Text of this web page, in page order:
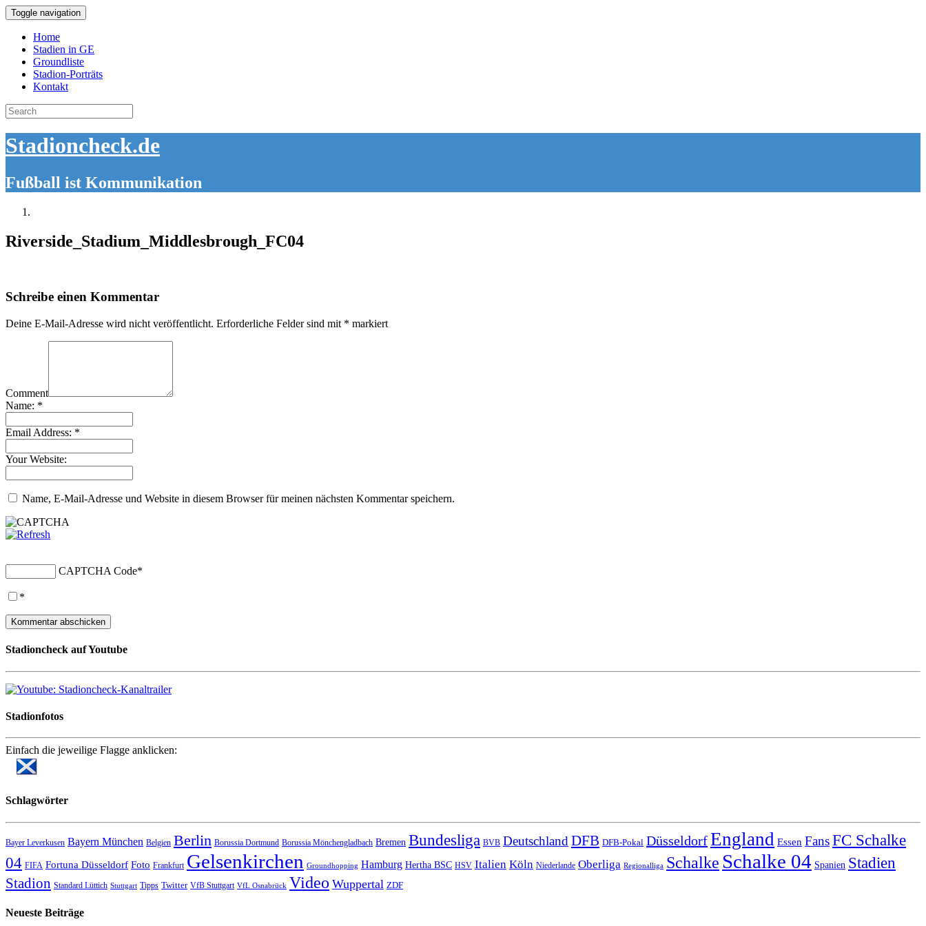
Toggle navigation
Home
Stadien in GE
Groundliste
Stadion-Porträts
Kontakt
Search
for:
Stadioncheck.de
Fußball ist Kommunikation
Riverside_Stadium_Middlesbrough_FC04
Schreibe einen Kommentar
Deine E-Mail-Adresse wird nicht veröffentlicht. Erforderliche Felder sind mit * markiert
Comment
Name: *
Email Address: *
Your Website:
Name, E-Mail-Adresse und Website in diesem Browser für meinen nächsten Kommentar speichern.
CAPTCHA Code*
*
Stadioncheck auf Youtube
Stadionfotos
Einfach die jeweilige Flagge anklicken:
Schlagwörter
Bayer Leverkusen Bayern München Belgien Berlin Borussia Dortmund Borussia Mönchengladbach Bremen Bundesliga BVB Deutschland DFB DFB-Pokal DüsseldorfEngland Essen FansFC Schalke
04 FIFA Fortuna Düsseldorf Foto Frankfurt Gelsenkirchen Groundhopping Hamburg Hertha BSC HSV Italien Köln Niederlande Oberliga Regionalliga Schalke Schalke 04 Spanien Stadien
Stadion Standard Lüttich Stuttgart Tipps Twitter VfB Stuttgart VfL Osnabrück Video Wuppertal ZDF
Neueste Beiträge